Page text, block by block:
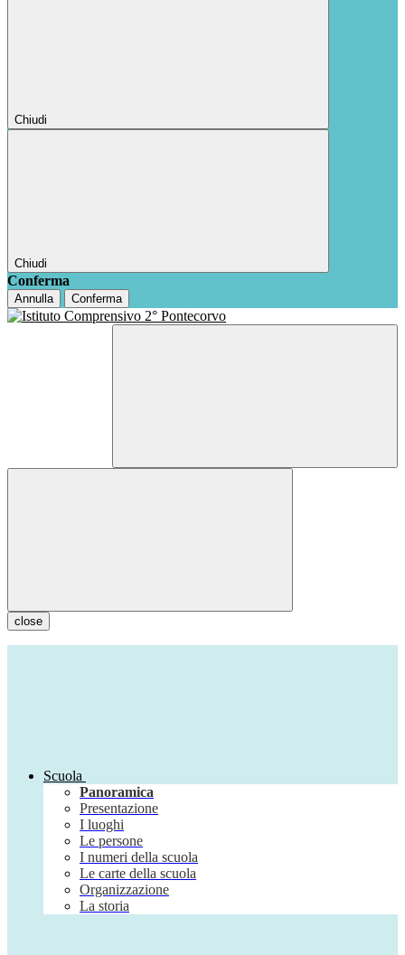
Chiudi
Chiudi
Conferma
Annulla Conferma
close
Scuola
Panoramica
Presentazione
I luoghi
Le persone
I numeri della scuola
Le carte della scuola
Organizzazione
La storia